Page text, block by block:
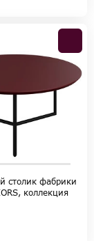
столик фабрики
коллекция